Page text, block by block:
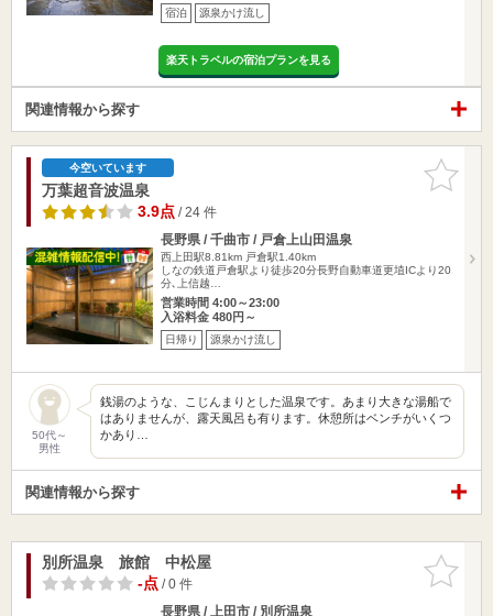
宿泊 源泉かけ流し
楽天トラベルの宿泊プランを見る
関連情報から探す
お気に入
りに追加
今空いています
万葉超音波温泉
3.9点/ 24 件
長野県 / 千曲市 / 戸倉上山田温泉
西上田駅8.81km 戸倉駅1.40km
しなの鉄道戸倉駅より徒歩20分長野自動車道更埴ICより20
分､上信越…
営業時間 4:00～23:00
入浴料金 480円～
日帰り 源泉かけ流し
50代～
男性
銭湯のような、こじんまりとした温泉です。あまり大きな湯船で
はありませんが、露天風呂も有ります。休憩所はベンチがいくつ
かあり…
関連情報から探す
お気に入
りに追加
別所温泉 旅館 中松屋
-点/ 0 件
長野県 / 上田市 / 別所温泉